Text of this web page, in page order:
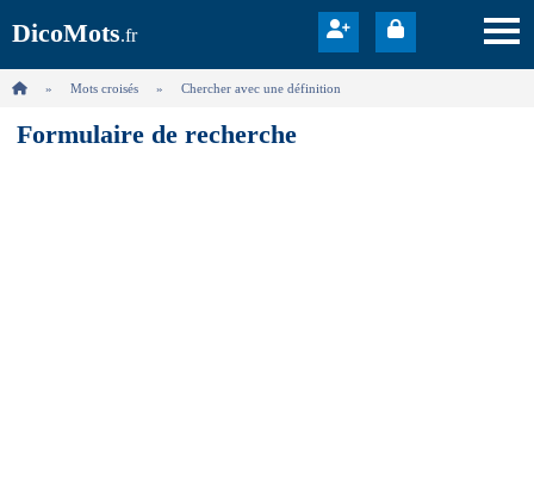
DicoMots.fr
Mots croisés Chercher avec une définition
Formulaire de recherche